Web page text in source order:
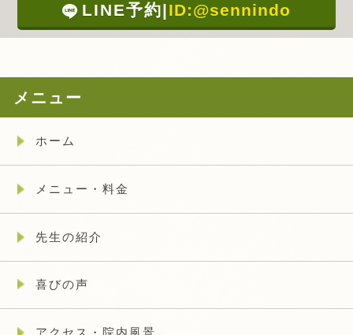
LINE予約|ID:@sennindo
メニュー
ホーム
メニュー・料金
先生の紹介
喜びの声